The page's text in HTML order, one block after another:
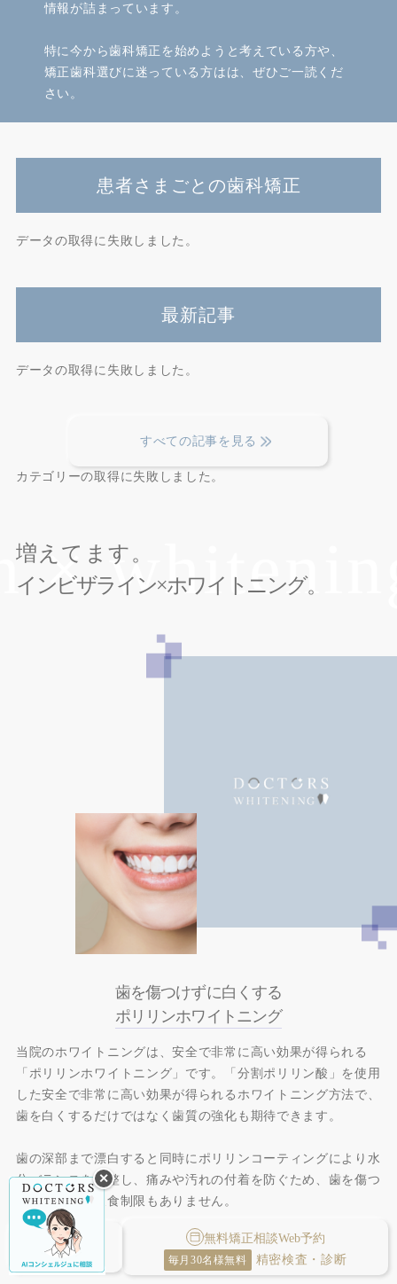
診療時間
・
アクセス
無料矯正相談Web予約
毎月30名様無料 精密検査・診断
情報が詰まっています。
特に今から歯科矯正を始めようと考えている方や、
矯正歯科選びに迷っている方はは、ぜひご一読くだ
さい。
患者さまごとの歯科矯正
データの取得に失敗しました。
最新記事
データの取得に失敗しました。
すべての記事を見る
カテゴリーの取得に失敗しました。
増えてます。
インビザライン×ホワイトニング。
歯を傷つけずに白くする
ポリリンホワイトニング
当院のホワイトニングは、安全で非常に高い効果が得られる
「ポリリンホワイトニング」です。「分割ポリリン酸」を使用
した安全で非常に高い効果が得られるホワイトニング方法で、
歯を白くするだけではなく歯質の強化も期待できます。
歯の深部まで漂白すると同時にポリリンコーティングにより水
分バランスを調整し、痛みや汚れの付着を防ぐため、歯を傷つ
けず施術後の飲食制限もありません。
お痛みが少なく、施術直後から色の強いもののご飲食が可能な
ので気軽に施術を受けていただけます。
✕